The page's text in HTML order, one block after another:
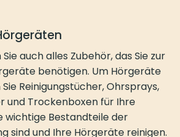
auch alles Zubehör, das Sie zur
benötigen. Um Hörgeräte
Reinigungstücher, Ohrsprays,
und Trockenboxen für Ihre
wichtige Bestandteile der
sind und Ihre Hörgeräte reinigen.